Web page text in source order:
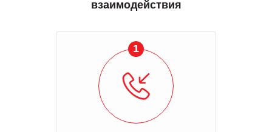
взаимодействия
1